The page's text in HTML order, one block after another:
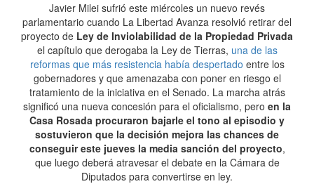
Javier Milei sufrió este miércoles un nuevo revés
parlamentario cuando La Libertad Avanza resolvió retirar del
proyecto de Ley de Inviolabilidad de la Propiedad Privada
el capítulo que derogaba la Ley de Tierras, una de las
reformas que más resistencia había despertado entre los
gobernadores y que amenazaba con poner en riesgo el
tratamiento de la iniciativa en el Senado. La marcha atrás
significó una nueva concesión para el oficialismo, pero en la
Casa Rosada procuraron bajarle el tono al episodio y
sostuvieron que la decisión mejora las chances de
conseguir este jueves la media sanción del proyecto,
que luego deberá atravesar el debate en la Cámara de
Diputados para convertirse en ley.